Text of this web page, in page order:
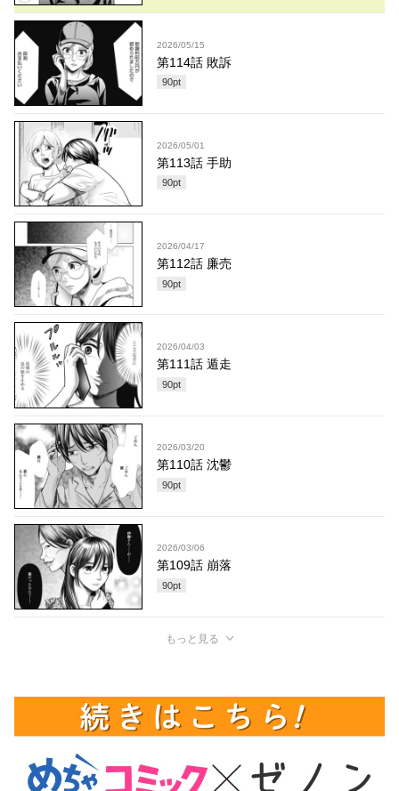
2026/05/15
第114話 敗訴
90pt
2026/05/01
第113話 手助
90pt
2026/04/17
第112話 廉売
90pt
2026/04/03
第111話 遁走
90pt
2026/03/20
第110話 沈鬱
90pt
2026/03/06
第109話 崩落
90pt
もっと見る